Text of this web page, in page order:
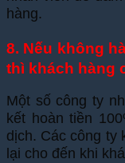
hàng.
8. Nếu không
thì khách hàng
Một số công ty
kết hoàn tiền
dịch. Các công ty
lại cho đến khi